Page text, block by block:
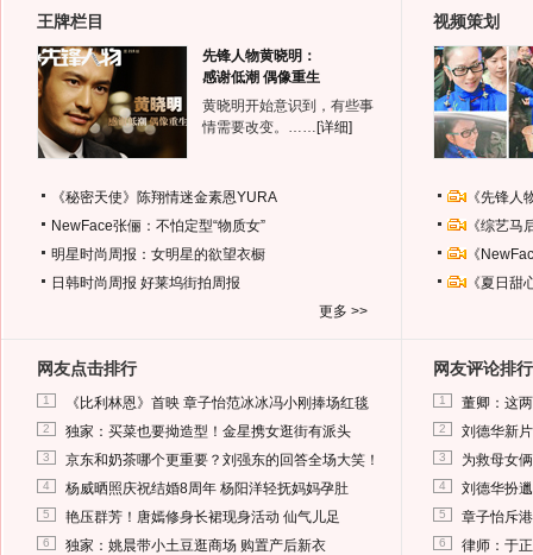
王牌栏目
先锋人物黄晓明：
感谢低潮 偶像重生
黄晓明开始意识到，有些事
情需要改变。…… [详细]
《秘密天使》陈翔情迷金素恩YURA
NewFace张俪：不怕定型“物质女”
明星时尚周报：女明星的欲望衣橱
日韩时尚周报 好莱坞街拍周报
更多 >>
视频策划
《先锋
《综艺
《
《夏日
网友点击排行
1 《比利林恩》首映 章子怡范冰冰冯小刚捧场红毯
2 独家：买菜也要拗造型！金星携女逛街有派头
3 京东和奶茶哪个更重要？刘强东的回答全场大笑！
4 杨威晒照庆祝结婚8周年 杨阳洋轻抚妈妈孕肚
5 艳压群芳！唐嫣修身长裙现身活动 仙气儿足
6 独家：姚晨带小土豆逛商场 购置产后新衣
网友评论排行
1 董卿：这
2 刘德华新
3 为救母女
4 刘德华扮
5 章子怡斥
6 律师：于